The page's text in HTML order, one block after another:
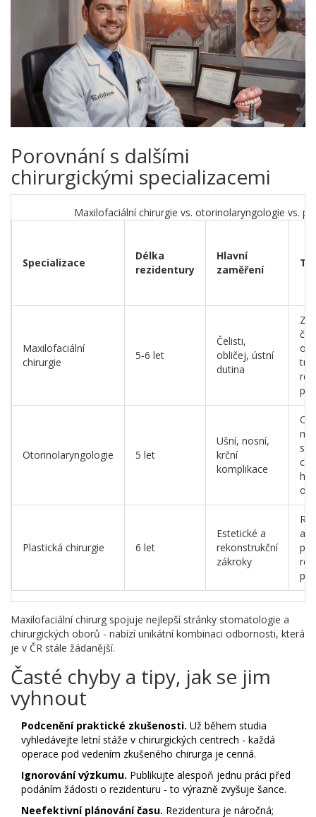
Porovnání s dalšími
chirurgickými specializacemi
Maxilofaciální chirurgie vs. otorinolaryngologie vs.
Specializace
Délka
rezidentury
Hlavní
zaměření
Maxilofaciální
chirurgie
5‑6 let
Čelisti,
obličej, ústní
dutina
po
Otorinolaryngologie 5 let
Ušní, nosní,
krční
komplikace
Plastická chirurgie 6 let
Estetické a
rekonstrukční
zákroky
po
Maxilofaciální chirurg spojuje nejlepší stránky stomatologie a
chirurgických oborů - nabízí unikátní kombinaci odbornosti, která
je v ČR stále žádanější.
Časté chyby a tipy, jak se jim
vyhnout
Podcenění praktické zkušenosti. Už během studia
vyhledávejte letní stáže v chirurgických centrech - každá
operace pod vedením zkušeného chirurga je cenná.
Ignorování výzkumu. Publikujte alespoň jednu práci před
podáním žádosti o rezidenturu - to výrazně zvyšuje šance.
Neefektivní plánování času. Rezidentura je náročná;